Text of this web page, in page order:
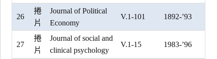
26
捲
片
Journal of Political
Economy
V.1-101 1892-’93
27
捲
片
Journal of social and
clinical psychology
V.1-15 1983-’96